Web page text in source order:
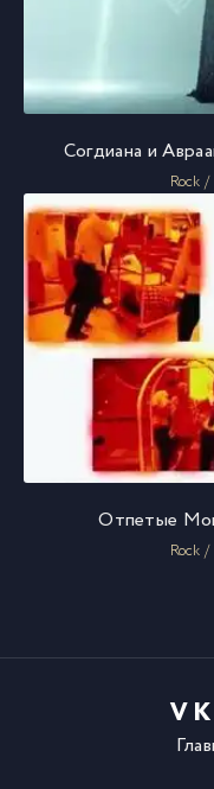
Согдиана и
Rock
Отпетые
Rock